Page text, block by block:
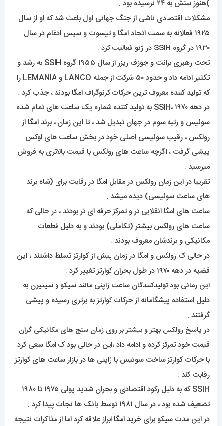
)هنوز سنش به ۲۴ نرسیده بود .
مشکلات اقتصادی ناشی از جنگ جهانی اول باعث شد که او از سال
۱۹۲۵ فعالانه به سمت اتحاد امگا و تیسوت و سپس ادغام در سال
۱۹۳۰ در گروه SSIH در ژنو فعالیت کرد .
تحت رهبری برانت و جوزف ریزر از سال ۱۹۵۵ گروه SSIH به رشد و
تکثیر ادامه داد و حدود ۵۰ شرکت از جمله LANCO و LEMANIA را
که تولید کننده معروف ترین حرکات کرنوگراف امگا بودند ، جذب کرد .
در دهه ۱۹۷۰ ،SSIH به تولید کننده شماره یک ساعت های تمام شده
سوئیس و رتبه سوم در جهان تبدیل شد ، تا این زمان ، برندامگا از
رولکس ، رقیب سوئیسی اصلی خود در بخش ساعت های لوکس
پیشی گرفت ، اگرچه ساعت های رولکس با قیمت بالاتری به فروش
میرسید .
تقریبا در این زمان رولکس در مقابل امگا در رقابت برای (شاه برند
های ساعت سوئیسی) دیده میشد .
ساعت های امگا انقلابی تر و تمرکز حرفه ای تر بودند ، در حالی که
ساعت های رولکس بیشتر (تکاملی) بودند و به دلیل قطعات
مکانیکی و برندشان معروف بودند .
در حالی ک رولکس و امگا در زمان پیش از کوارتز تسلط داشتند ، این
قضیه در دهه ۱۹۷۰ در طول بحران کوارتز تغییر کرد .
این زمانی بود تولیدکنندگان ساعت ژاپنی مانند سیکو و سیتیزن به
دلیل استفاده پیشگامانه از حرکات کوارتز به برتری رسیده و پیشی
گرفتند .
در پاسخ رولکس بهتر و بیشتر بر روی زمان سنج های مکانیکی گران
قیمت خود تمرکز کرده و ادامه داد ،این در حالی بود ک امگا سعی کرد
با حرکات کوارتز ساخت سوئیس با ژاپنی ها در بازار ساعت های کوارتز
رقابت کند .
SSIH که به دلیل رکود اقتصادی و بحران شدید پولی ۱۹۷۵ تا ۱۹۸۰
تضعیف شده بود ، در سال ۱۹۸۱ توسط بانک ها نجات پیدا کرد .
در این مدت سیکو برای خرید امگا ابراز علاقه کرد اما از مذاکرات نتیجه